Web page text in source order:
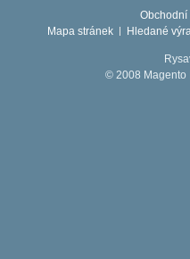
Obchodní
Mapa stránek
Hledané
© 2008 Magento